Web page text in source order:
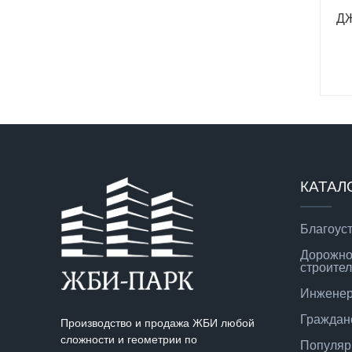
Производство и продажа ЖБИ любой
сложности и геометрии по